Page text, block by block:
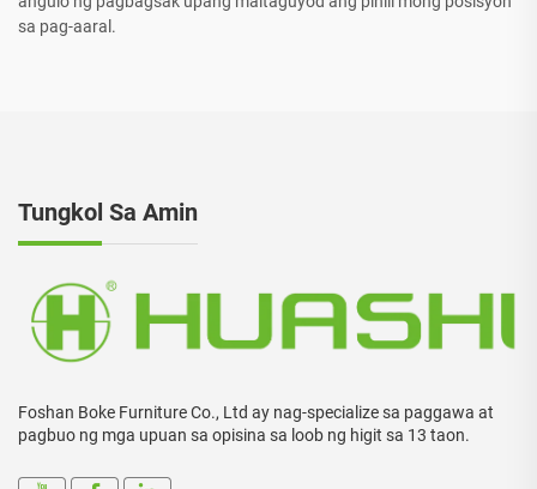
sa pag-aaral.
Tungkol Sa Amin
Foshan Boke Furniture Co., Ltd ay nag-specialize sa paggawa at
pagbuo ng mga upuan sa opisina sa loob ng higit sa 13 taon.